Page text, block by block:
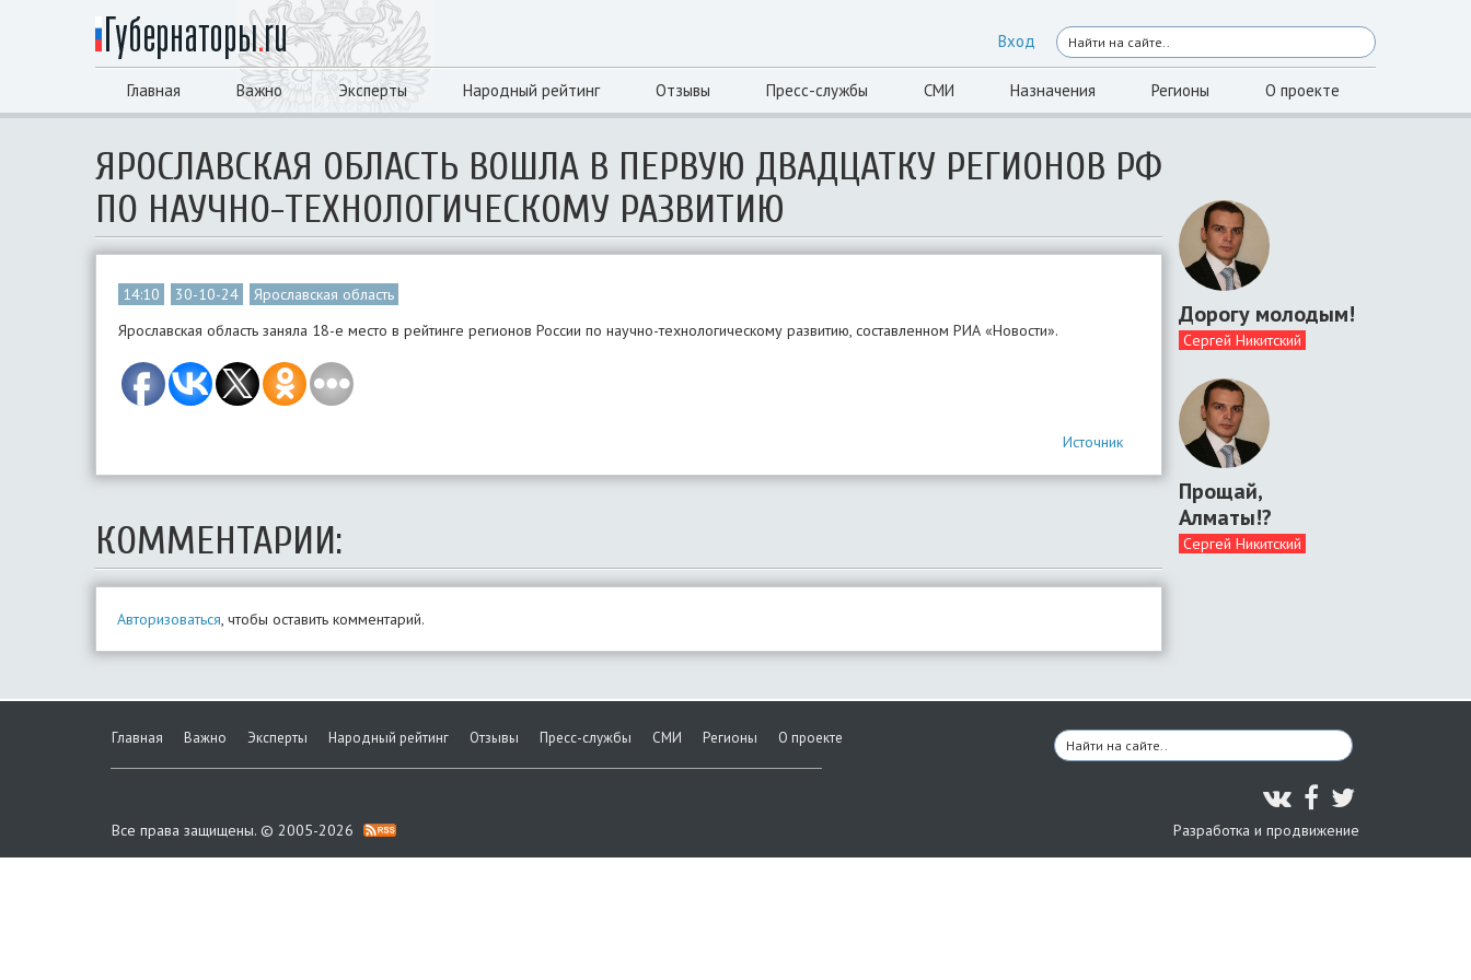
Вход
Главная Важно Эксперты Народный рейтинг Отзывы Пресс-службы СМИ Назначения Регионы О проекте
ЯРОСЛАВСКАЯ ОБЛАСТЬ ВОШЛА В ПЕРВУЮ ДВАДЦАТКУ РЕГИОНОВ РФ
ПО НАУЧНО-ТЕХНОЛОГИЧЕСКОМУ РАЗВИТИЮ
14:10 30-10-24
Ярославская область
Ярославская область заняла 18-е место в рейтинге регионов России по научно-технологическому развитию, составленном РИА «Новости».
Источник
КОММЕНТАРИИ:
Авторизоваться, чтобы оставить комментарий.
Дорогу молодым!
Сергей Никитский
Прощай,
Алматы!?
Сергей Никитский
Главная Важно Эксперты Народный рейтинг Отзывы Пресс-службы СМИ Регионы О проекте
Все права защищены. © 2005-2026 Разработка и продвижение